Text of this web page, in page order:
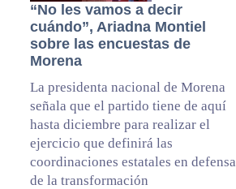
“No les vamos a decir
cuándo”, Ariadna Montiel
sobre las encuestas de
Morena
La presidenta nacional de Morena
señala que el partido tiene de aquí
hasta diciembre para realizar el
ejercicio que definirá las
coordinaciones estatales en defensa
de la transformación